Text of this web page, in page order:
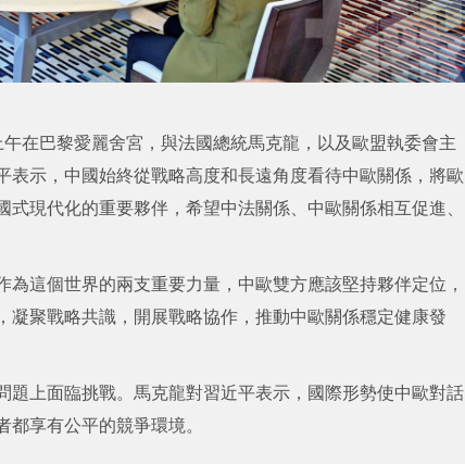
在巴黎愛麗舍宮，與法國總統馬克龍，以及歐盟執委會主
表示，中國始終從戰略高度和長遠角度看待中歐關係，將歐
現代化的重要夥伴，希望中法關係、中歐關係相互促進、
這個世界的兩支重要力量，中歐雙方應該堅持夥伴定位，
凝聚戰略共識，開展戰略協作，推動中歐關係穩定健康發
題上面臨挑戰。馬克龍對習近平表示，國際形勢使中歐對話
享有公平的競爭環境。